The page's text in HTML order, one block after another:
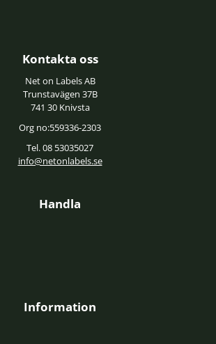
Kontakta oss
Net on Labels AB
Trunstavägen 37B
741 30 Knivsta
Org no:559336-2303
Tel. 08 53035027
info@netonlabels.se
Handla
Information